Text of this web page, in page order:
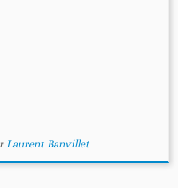
Laurent Banvillet